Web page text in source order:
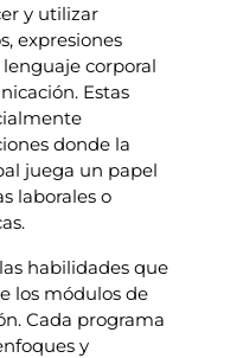
y utilizar
expresiones
corporal
Estas
donde la
juega un papel
laborales o
habilidades que
los módulos de
Cada programa
y